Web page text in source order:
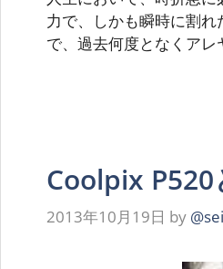
力で、しかも瞬時に割
で、過去何度となくア
Coolpix P520
2013年10月19日 by